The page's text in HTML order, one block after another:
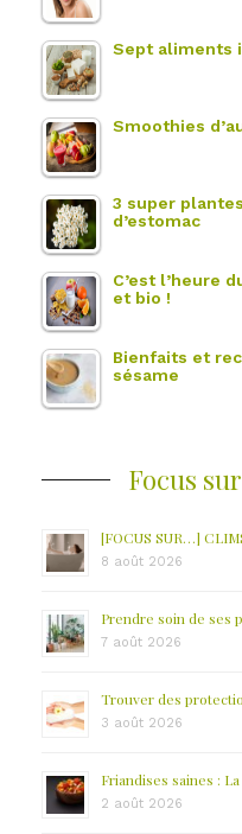
Sept aliments
Smoothies
3 super
d’estomac
C’est l’heure
et bio !
Bienfaits et
sésame
Focus
[FOCUS SUR…]
8 août 2026
Prendre soin de ses
7 août 2026
Trouver des
3 août 2026
Friandises saines :
2 août 2026